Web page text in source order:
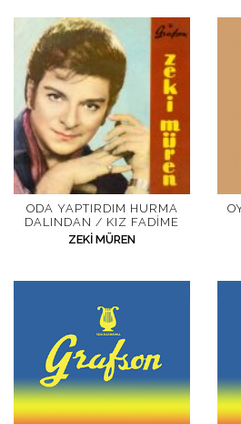
İletişim
en
ODA YAPTIRDIM HURMA
DALINDAN / KIZ FADIME
ZEKI MÜREN